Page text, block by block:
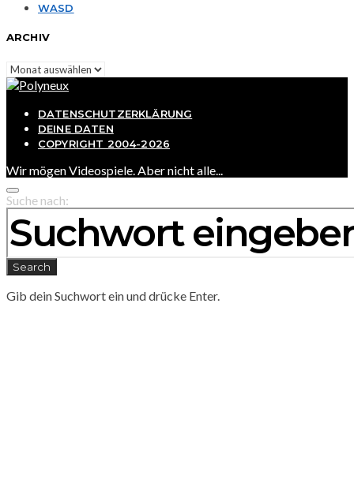
WASD
ARCHIV
Archiv
DATENSCHUTZERKLÄRUNG
DEINE DATEN
COPYRIGHT 2004-2026
Wir mögen Videospiele. Aber nicht alle...
Suche nach:
Search
Gib dein Suchwort ein und drücke Enter.